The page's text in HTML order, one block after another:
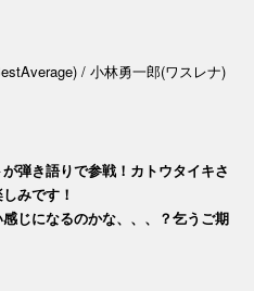
/ 小林勇一郎(ワスレナ)
弾き語りで参戦！カトウタイキさ
みです！
じになるのかな、、、？乞うご期